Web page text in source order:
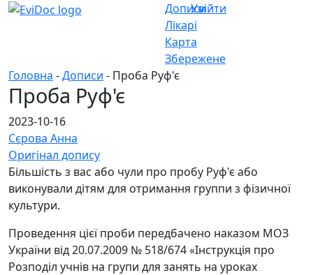
Дописи
Лікарі
Карта
Збережене
Увійти
Головна -Дописи - Проба Руф'є
Проба Руф'є
2023-10-16
Сєрова Анна
Оригінал допису
Більшість з вас або чули про пробу Руф'є або
виконували дітям для отримання группи з фізичної
культури.
Проведення цієї проби передбачено наказом МОЗ
України від 20.07.2009 № 518/674 «Інструкція про
Розподіл учнів на групи для занять на уроках